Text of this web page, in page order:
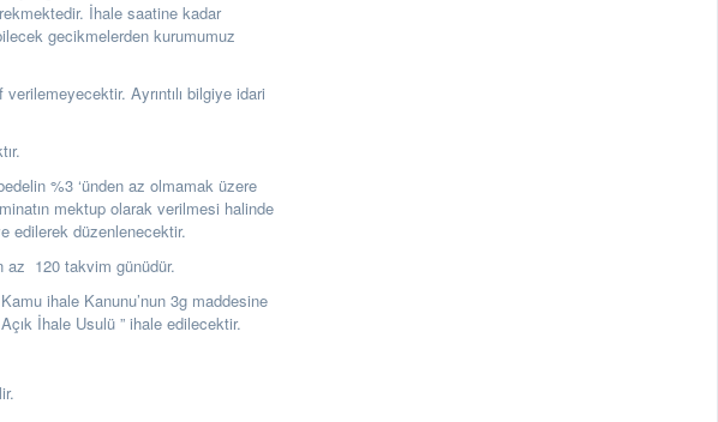
İhale saatine kadar
gecikmelerden kurumumuz
Ayrıntılı bilgiye idari
%3 ‘ünden az olmamak üzere
mektup olarak verilmesi halinde
edilerek düzenlenecektir.
az 120 takvim günüdür.
Kamu ihale Kanunu’nun 3g maddesine
İhale Usulü ” ihale edilecektir.